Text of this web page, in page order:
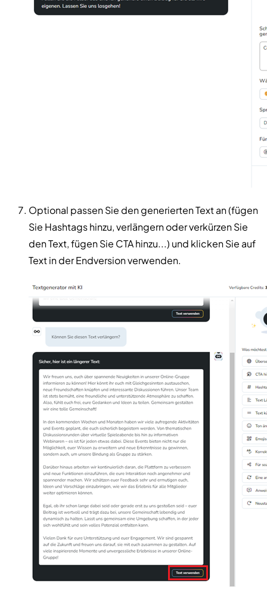
Optional passen Sie den generierten Text an (fügen
Sie Hashtags hinzu, verlängern oder verkürzen Sie
den Text, fügen Sie CTA hinzu...) und klicken Sie auf
Text in der Endversion verwenden.